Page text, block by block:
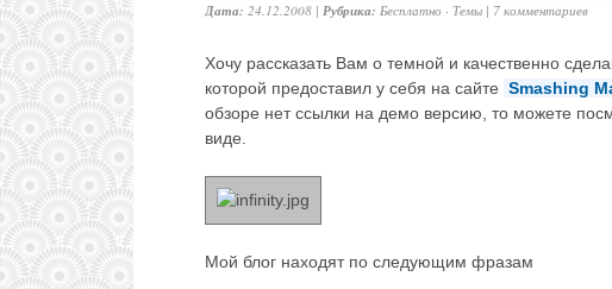
Дата: 24.12.2008 | Рубрика: Бесплатно · Темы | 7 комментариев
Хочу рассказать Вам о темной и качественно
которой предоставил у себя на сайте Smashing
обзоре нет ссылки на демо версию, то можете
виде.
Мой блог находят по следующим фразам